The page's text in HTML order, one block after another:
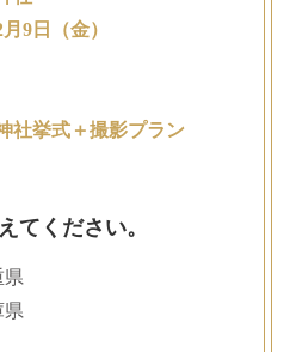
9日（金）
社挙式＋撮影プラン
てください。